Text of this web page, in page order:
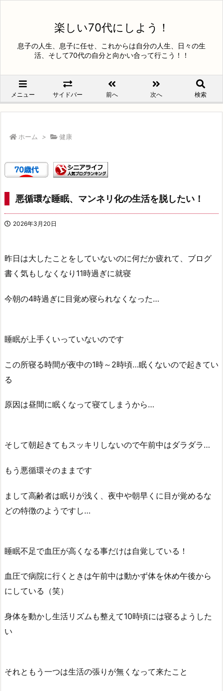
楽しい70代にしよう！
息子の人生、息子に任せ、これからは自分の人生、日々の生
活、そして70代の自分と向かい合って行こう！！
メニュー サイドバー 前へ 次へ 検索
ホーム > 健康
悪循環な睡眠、マンネリ化の生活を脱したい！
2026年3月20日
昨日は大したことをしていないのに何だか疲れて、ブログ
書く気もしなくなり11時過ぎに就寝
今朝の4時過ぎに目覚め寝られなくなった…
睡眠が上手くいっていないのです
この所寝る時間が夜中の1時～2時頃…眠くないので起きてい
る
原因は昼間に眠くなって寝てしまうから…
そして朝起きてもスッキリしないので午前中はダラダラ…
もう悪循環そのままです
まして高齢者は眠りが浅く、夜中や朝早くに目が覚めるな
どの特徴のようですし…
睡眠不足で血圧が高くなる事だけは自覚している！
血圧で病院に行くときは午前中は動かず体を休め午後から
にしている（笑）
身体を動かし生活リズムも整えて10時頃には寝るようした
い
それともう一つは生活の張りが無くなって来たこと